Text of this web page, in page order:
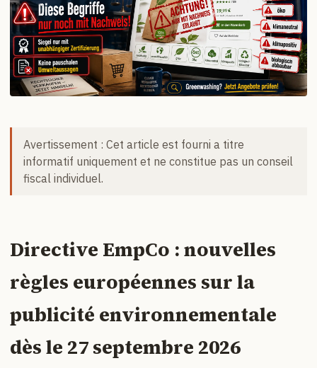
Avertissement : Cet article est fourni a titre
informatif uniquement et ne constitue pas un conseil
fiscal individuel.
Directive EmpCo : nouvelles
règles européennes sur la
publicité environnementale
dès le 27 septembre 2026